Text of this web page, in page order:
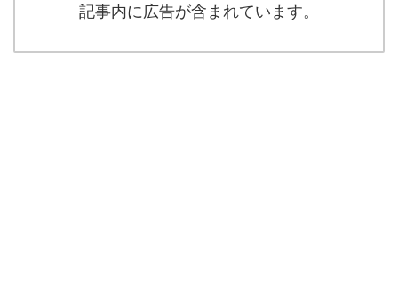
記事内に広告が含まれています。